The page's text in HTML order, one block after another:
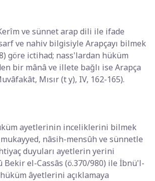
ve sünnet arap dili ile ifade
ve nahiv bilgisiyle Arapçayı bilmek
göre ictihad; nass'lardan hüküm
bir mânâ ve illete bağlı ise Arapça
Mısır (t y), IV, 162-165).
ayetlerinin inceliklerini bilmek
nâsih-mensûh ve sünnetle
duyuları ayetlerin yerini
el-Cassâs (ö.370/980) ile İbnü'l-
âyetlerini açıklamaya